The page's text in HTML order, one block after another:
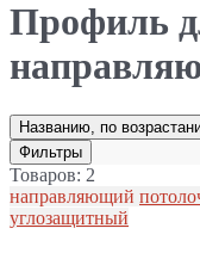
Профиль
Названию, по
Фильтры
Товаров: 2
направляющий
углозащитный